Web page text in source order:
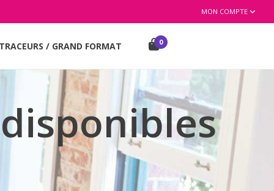
MON COMPTE
TRACEURS / GRAND FORMAT 0